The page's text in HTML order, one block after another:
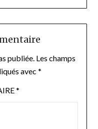
publiée. Les champs
avec *
*